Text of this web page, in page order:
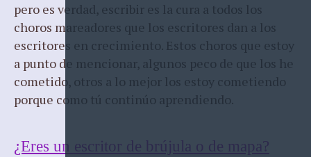
pero es verdad, escribir es la cura a todos los
choros mareadores que los escritores dan a los
escritores en crecimiento. Estos choros que estoy
a punto de mencionar, algunos peco de que los he
cometido, otros a lo mejor los estoy cometiendo
porque como tú continúo aprendiendo.
¿Eres un escritor de brújula o de mapa?